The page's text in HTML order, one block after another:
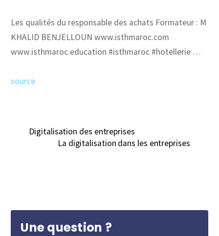
Les qualités du responsable des achats Formateur : M
KHALID BENJELLOUN www.isthmaroc.com
www.isthmaroc.education #isthmaroc #hotellerie …
source
Digitalisation des entreprises
La digitalisation dans les entreprises
Une question ?